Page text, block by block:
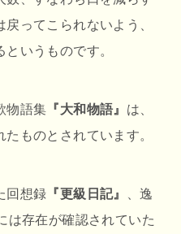
ってこられないよう、
いうものです。
物語集 『大和物語』 は、
ものとされています。
回想録 『更級日記』
、逸
は存在が確認されていた